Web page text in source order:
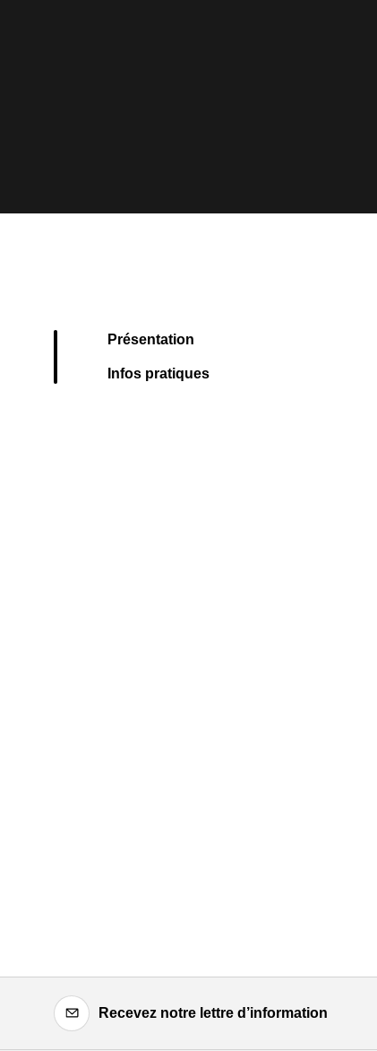
Présentation
Infos pratiques
Recevez notre lettre d’information